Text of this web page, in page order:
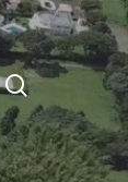
search